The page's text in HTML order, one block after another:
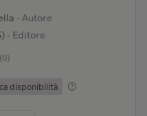
- Autore
- Editore
(0)
disponibilità